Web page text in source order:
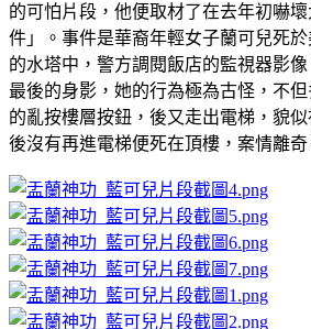
的可怕片段，他便取材了在去年初嚇
件」。事件是華裔年輕女子蘭可兒死
的水塔中，警方調閱飯店的監視器影
最後的身影，她的行為極為古怪，不
的亂按樓層按鈕，後又走出電梯，貌
後沒有再進電梯便死在頂樓，案情離奇